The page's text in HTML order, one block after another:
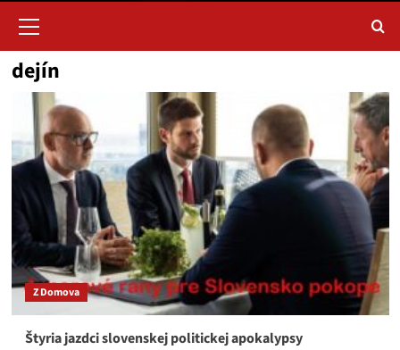
Menu
dejín
Z Domova
Štyria jazdci slovenskej politickej apokalypsy